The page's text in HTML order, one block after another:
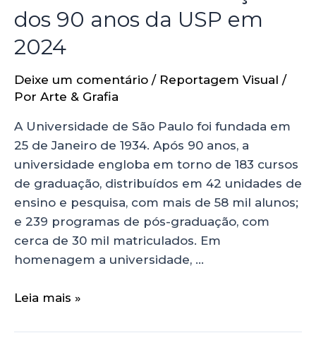
dos 90 anos da USP em
2024
Deixe um comentário / Reportagem Visual /
Por Arte & Grafia
A Universidade de São Paulo foi fundada em
25 de Janeiro de 1934. Após 90 anos, a
universidade engloba em torno de 183 cursos
de graduação, distribuídos em 42 unidades de
ensino e pesquisa, com mais de 58 mil alunos;
e 239 programas de pós-graduação, com
cerca de 30 mil matriculados. Em
homenagem a universidade, …
Leia mais »